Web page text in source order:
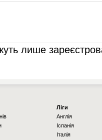
лише
Ліги
Англія
Іспанія
Італія